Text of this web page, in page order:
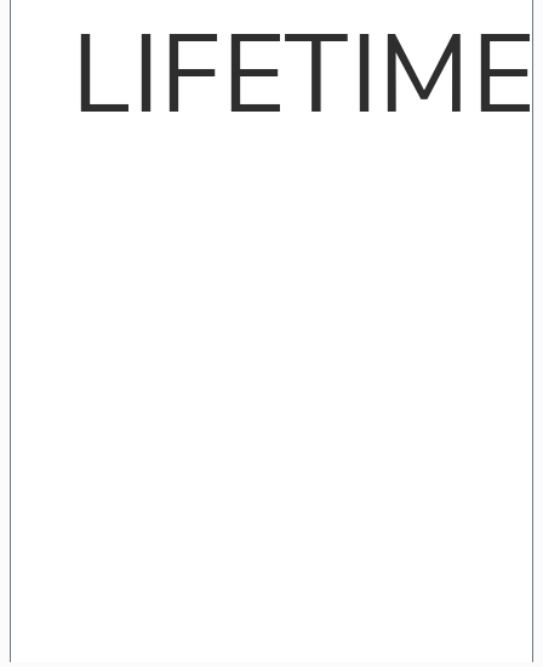
LIFETIME